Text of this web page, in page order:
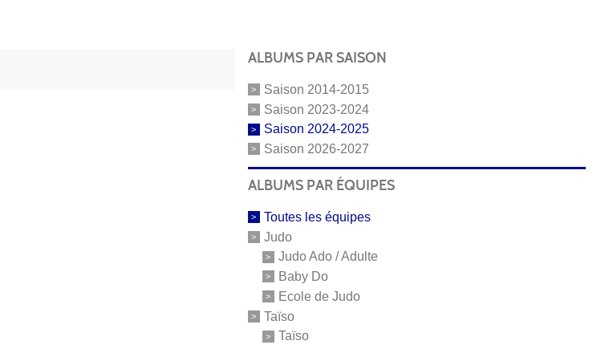
ALBUMS PAR SAISON
Saison 2014-2015
Saison 2023-2024
Saison 2024-2025
Saison 2026-2027
ALBUMS PAR ÉQUIPES
Toutes les équipes
Judo
Judo Ado / Adulte
Baby Do
Ecole de Judo
Taïso
Taïso